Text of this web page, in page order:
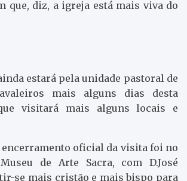
que, diz, a igreja está mais viva do
estará pela unidade pastoral de
mais alguns dias desta
visitará mais alguns locais e
encerramento oficial da visita foi no
de Arte Sacra, com D.José
se mais cristão e mais bispo para